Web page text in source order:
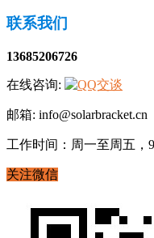
联系我们
13685206726
在线咨询:
邮箱: info@solarbracket.cn
工作时间：周一至周五，
关注微信